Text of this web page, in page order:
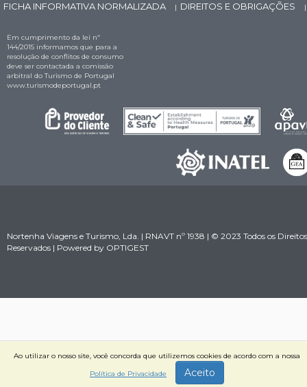
FICHA INFORMATIVA NORMALIZADA | DIREITOS E OBRIGAÇÕES |
Em cumprimento da lei nº
144/2015 informamos que para a
resolução de conflitos de consumo
deve ser contactada a comissão
arbitral do Turismo de Portugal
www.turismodeportugal.pt
Nortenha Viagens e Turismo, Lda. | RNAVT nº 1938 | © 2023 Todos os Direitos
Reservados | Powered by OPTIGEST
Ao utilizar o nosso site, você concorda que utilizemos cookies de acordo com a nossa
Política de Privacidade
Aceito